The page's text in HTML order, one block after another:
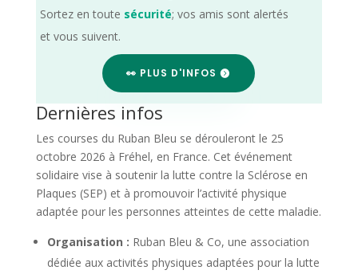
Sortez en toute sécurité; vos amis sont alertés
et vous suivent.
👀 PLUS D'INFOS
Dernières infos
Les courses du Ruban Bleu se dérouleront le 25
octobre 2026 à Fréhel, en France. Cet événement
solidaire vise à soutenir la lutte contre la Sclérose en
Plaques (SEP) et à promouvoir l’activité physique
adaptée pour les personnes atteintes de cette maladie.
Organisation : Ruban Bleu & Co, une association
dédiée aux activités physiques adaptées pour la lutte